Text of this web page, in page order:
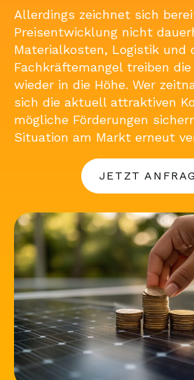
Allerdings zeichnet sich
Preisentwicklung nicht
Materialkosten, Logistik und
Fachkräftemangel treiben
wieder in die Höhe. Wer
sich die aktuell attraktiven
mögliche Förderungen
Situation am Markt erneut
JETZT